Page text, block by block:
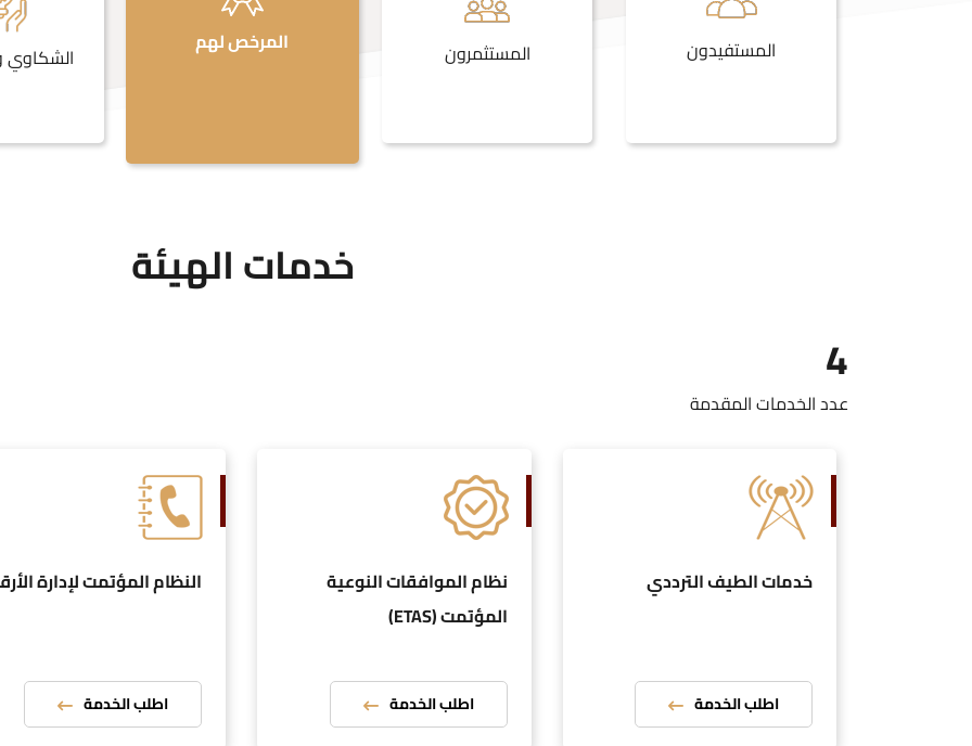
المستفيدون المستثمرون المرخص لهم الشكاوي
خدمات الهيئة
4
عدد الخدمات المقدمة
خدمات الطيف الترددي
اطلب الخدمة
نظام الموافقات النوعية
المؤتمت (ETAS)
اطلب الخدمة
النظام المؤتمت لإدارة
اطلب الخدمة